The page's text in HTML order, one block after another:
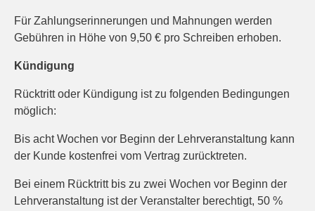
Für Zahlungserinnerungen und Mahnungen werden
Gebühren in Höhe von 9,50 € pro Schreiben erhoben.
Kündigung
Rücktritt oder Kündigung ist zu folgenden Bedingungen
möglich:
Bis acht Wochen vor Beginn der Lehrveranstaltung kann
der Kunde kostenfrei vom Vertrag zurücktreten.
Bei einem Rücktritt bis zu zwei Wochen vor Beginn der
Lehrveranstaltung ist der Veranstalter berechtigt, 50 %